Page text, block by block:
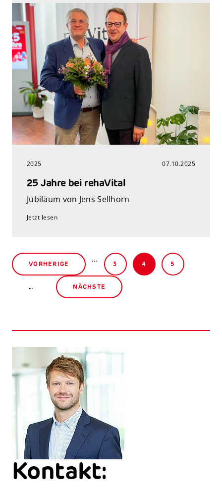
2025 07.10.2025
25 Jahre bei rehaVital
Jubiläum von Jens Sellhorn
Jetzt lesen
VORHERIGE … 3 4 5
… NÄCHSTE
Kontakt: